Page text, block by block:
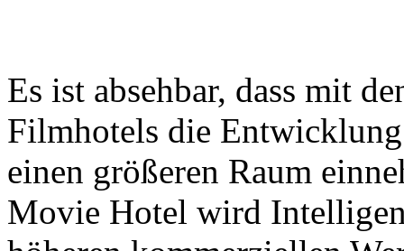
Es ist absehbar, dass mit
Filmhotels die
einen größeren Raum
Movie Hotel wird